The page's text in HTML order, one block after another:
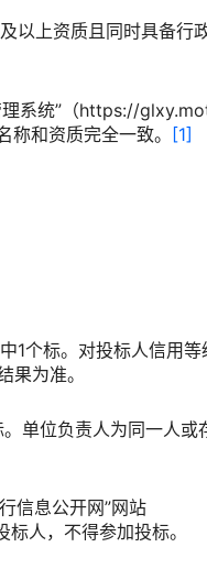
以上资质且同时具备行
系统”（https://
和资质完全一致。 [1]
1个标。对投标人信用
为准。
单位负责人为同一人或
信息公开网”网站
人，不得参加投标。